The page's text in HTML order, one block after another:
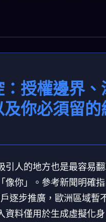
授權邊界、
你必須留的
引人的地方也是最容易
像你」。參考新聞明確
逐步推廣，歐洲區域暫
資料僅用於生成虛擬化